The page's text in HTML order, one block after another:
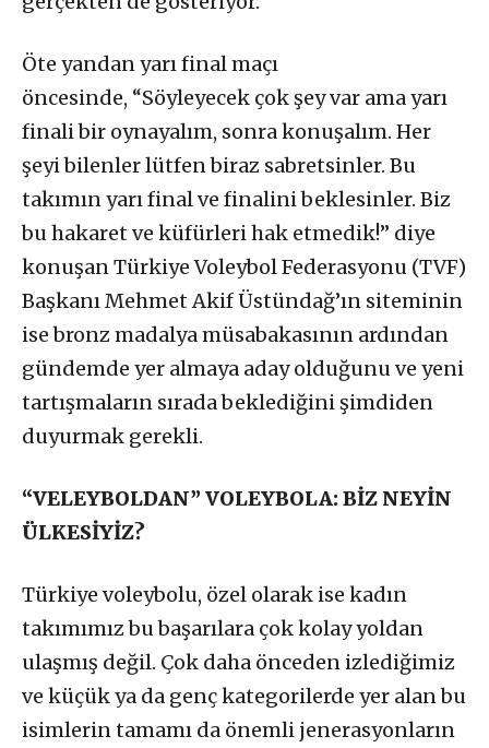
Öte yandan yarı final maçı
öncesinde, “Söyleyecek çok şey var ama yarı
finali bir oynayalım, sonra konuşalım. Her
şeyi bilenler lütfen biraz sabretsinler. Bu
takımın yarı final ve finalini beklesinler. Biz
bu hakaret ve küfürleri hak etmedik!” diye
konuşan Türkiye Voleybol Federasyonu (TVF)
Başkanı Mehmet Akif Üstündağ’ın siteminin
ise bronz madalya müsabakasının ardından
gündemde yer almaya aday olduğunu ve yeni
tartışmaların sırada beklediğini şimdiden
duyurmak gerekli.
“VELEYBOLDAN” VOLEYBOLA: BİZ NEYİN
ÜLKESİYİZ?
Türkiye voleybolu, özel olarak ise kadın
takımımız bu başarılara çok kolay yoldan
ulaşmış değil. Çok daha önceden izlediğimiz
ve küçük ya da genç kategorilerde yer alan bu
isimlerin tamamı da önemli jenerasyonların